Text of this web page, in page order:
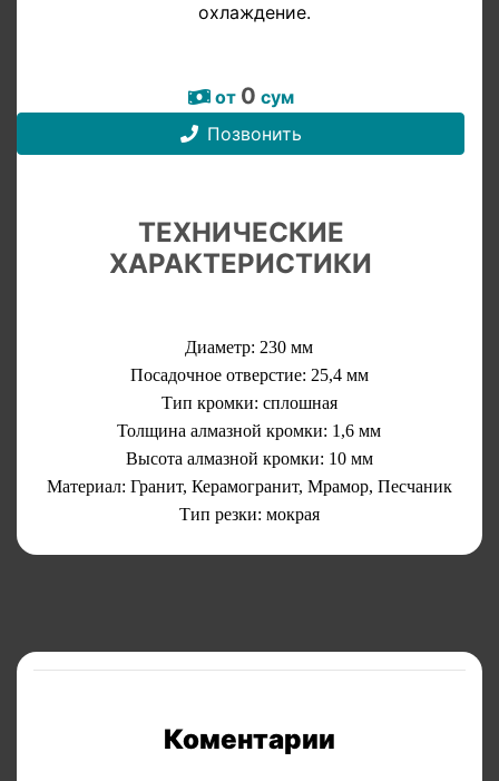
охлаждение.
от 0 сум
Позвонить
ТЕХНИЧЕСКИЕ
ХАРАКТЕРИСТИКИ
Диаметр: 230 мм
Посадочное отверстие: 25,4 мм
Тип кромки: сплошная
Толщина алмазной кромки: 1,6 мм
Высота алмазной кромки: 10 мм
Материал: Гранит, Керамогранит, Мрамор, Песчаник
Тип резки: мокрая
Коментарии